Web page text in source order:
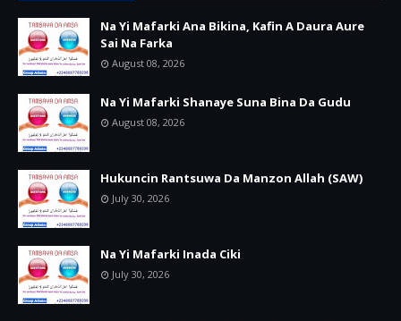
Na Yi Mafarki Ana Bikina, Kafin A Daura Aure
Sai Na Farka
August 08, 2026
Na Yi Mafarki Shanaye Suna Bina Da Gudu
August 08, 2026
Hukuncin Rantsuwa Da Manzon Allah (SAW)
July 30, 2026
Na Yi Mafarki Inada Ciki
July 30, 2026